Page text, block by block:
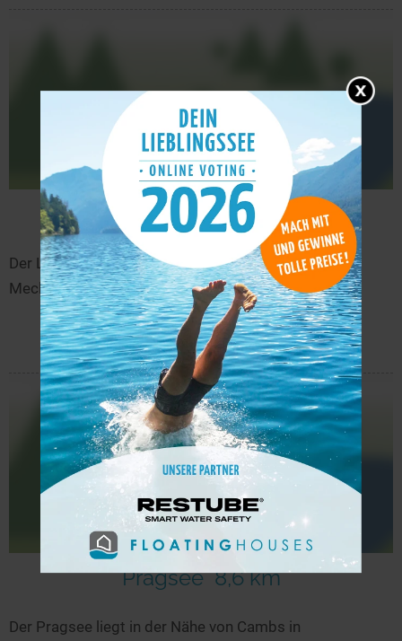
Lang-See 8,6 km
Der Lang-See liegt in der Nähe von Ventschow in
Mecklenburg-Vorpommern.
mehr
Pragsee 8,6 km
Der Pragsee liegt in der Nähe von Cambs in